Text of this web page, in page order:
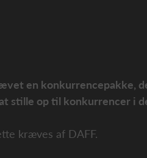
en konkurrencepakke,
stille op til konkurrencer i
kræves af DAFF.